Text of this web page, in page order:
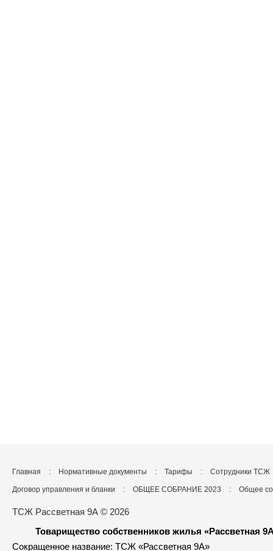
Главная : Нормативные документы : Тарифы : Сотрудники ТСЖ
Договор управления и бланки : ОБЩЕЕ СОБРАНИЕ 2023 : Общее
ТСЖ Рассветная 9А © 2026
Товарищество собственников жилья «Рассветная
Сокращенное название: ТСЖ «Рассветная 9А»